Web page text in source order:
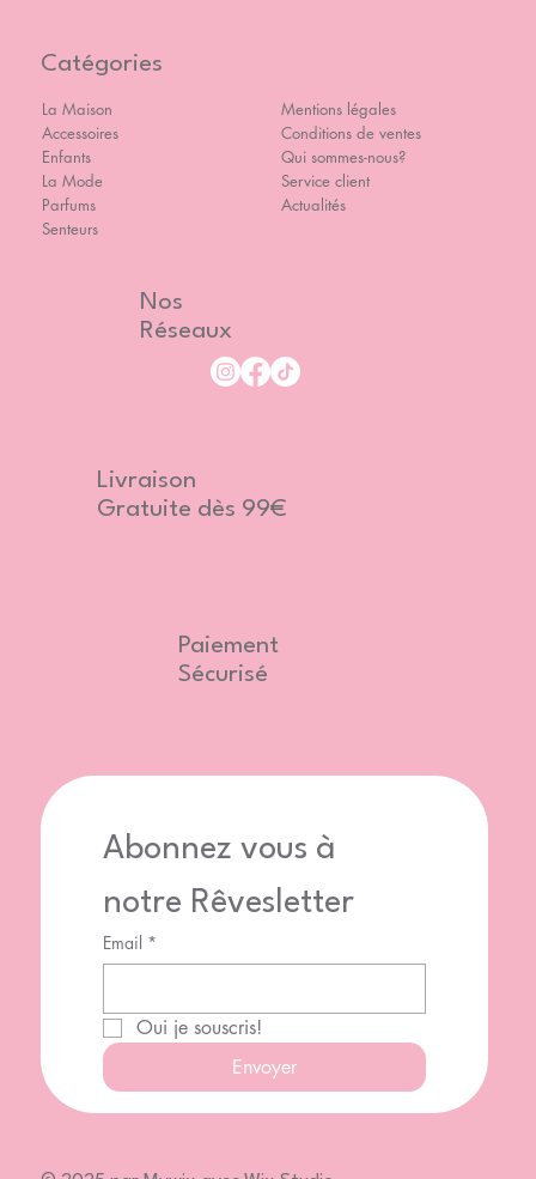
Catégories
La Maison
Accessoires
Enfants
La Mode
Parfums
Senteurs
Mentions légales
Conditions de ventes
Qui sommes-nous?
Service client
Actualités
Abonnez vous à
notre Rêvesletter
Email *
Oui je souscris!
Envoyer
Nos
Réseaux
Livraison
Gratuite dès 99€
Paiement
Sécurisé